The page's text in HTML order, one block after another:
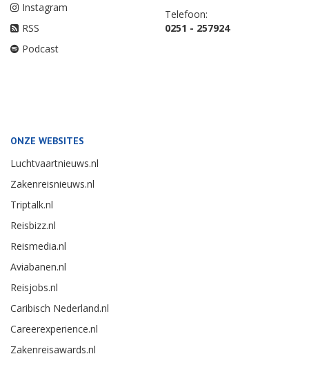
Instagram
RSS
Podcast
Telefoon:
0251 - 257924
ONZE WEBSITES
Luchtvaartnieuws.nl
Zakenreisnieuws.nl
Triptalk.nl
Reisbizz.nl
Reismedia.nl
Aviabanen.nl
Reisjobs.nl
Caribisch Nederland.nl
Careerexperience.nl
Zakenreisawards.nl